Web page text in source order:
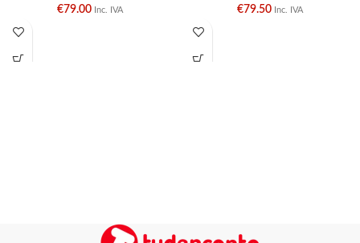
€79.00 Inc. IVA €79.50 Inc. IVA